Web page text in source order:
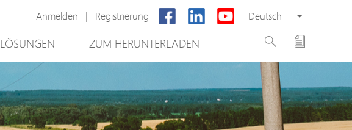
Anmelden | Registrierung Deutsch
LÖSUNGEN
Bergbau
Videoüberwachung
Zugriffskontrollsystem
ZUM HERUNTERLADEN
PoE Switch
EPoX Serie